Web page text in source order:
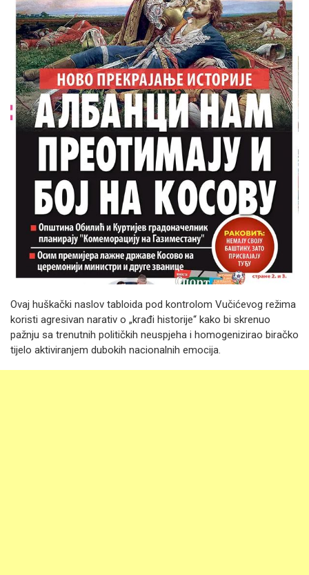
Ovaj huškački naslov tabloida pod kontrolom Vučićevog režima
koristi agresivan narativ o „krađi historije“ kako bi skrenuo
pažnju sa trenutnih političkih neuspjeha i homogenizirao biračko
tijelo aktiviranjem dubokih nacionalnih emocija.